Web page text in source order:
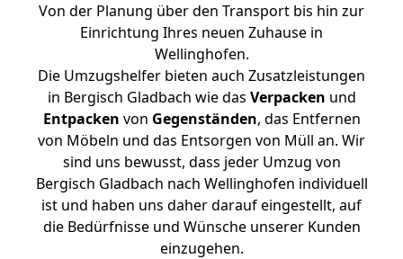
Von der Planung über den Transport bis hin zur
Einrichtung Ihres neuen Zuhause in
Wellinghofen.
Die Umzugshelfer bieten auch Zusatzleistungen
in Bergisch Gladbach wie das Verpacken und
Entpacken von Gegenständen, das Entfernen
von Möbeln und das Entsorgen von Müll an. Wir
sind uns bewusst, dass jeder Umzug von
Bergisch Gladbach nach Wellinghofen individuell
ist und haben uns daher darauf eingestellt, auf
die Bedürfnisse und Wünsche unserer Kunden
einzugehen.